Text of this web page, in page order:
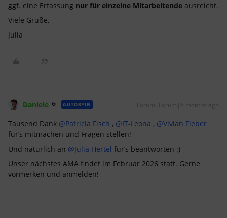
ggf. eine Erfassung nur für einzelne Mitarbeitende ausreicht.
Viele Grüße,
Julia
Daniele AUTOR*IN Forum|Forum|6 months ago
Tausend Dank ​ @Patricia Fisch , ​ @IT-Leona , ​ @Vivian Fieber
für’s mitmachen und Fragen stellen!
Und natürlich an ​ @Julia Hertel für’s beantworten :)
Unser nächstes AMA findet im Februar 2026 statt. Gerne
vormerken und anmelden!